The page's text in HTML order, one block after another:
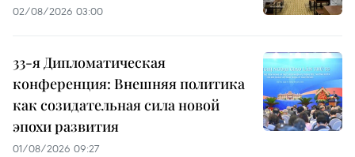
02/08/2026 03:00
33-я Дипломатическая
конференция: Внешняя политика
как созидательная сила новой
эпохи развития
01/08/2026 09:27